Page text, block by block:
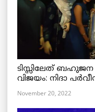
ടിസ്സിലേത് ബഹുജന
വിജയം: നിദാ
November 20, 2022